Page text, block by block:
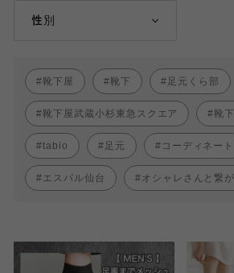
性別
靴下屋 靴下 足元くら部
靴下屋武蔵小杉東急スクエア 靴
tabio 足元 コーディネート
エスパル仙台 オシャレさんと繋